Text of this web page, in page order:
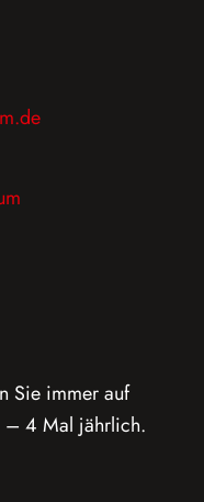
Sie immer auf
– 4 Mal jährlich.